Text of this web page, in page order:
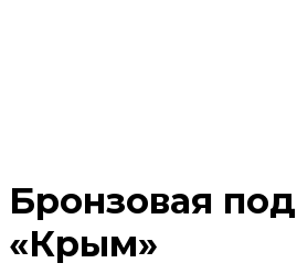
Бронзовая
«Крым»